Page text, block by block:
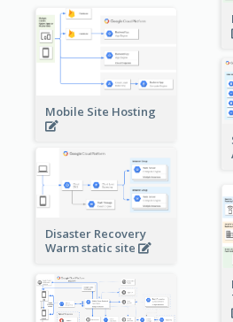
Mobile Site Hosting
Disaster Recovery
Warm static site